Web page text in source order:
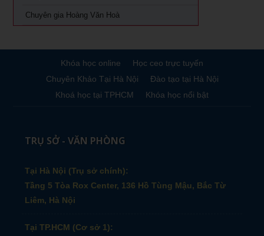
Chuyên gia Hoàng Văn Hoà
Khóa học online
Học ceo trực tuyến
Chuyên Khảo Tại Hà Nội
Đào tạo tại Hà Nội
Khoá học tại TPHCM
Khóa học nổi bật
TRỤ SỞ - VĂN PHÒNG
Tại Hà Nội (Trụ sở chính):
Tầng 5 Tòa Rox Center, 136 Hồ Tùng Mậu, Bắc Từ
Liêm, Hà Nội
Tại TP.HCM (Cơ sở 1):